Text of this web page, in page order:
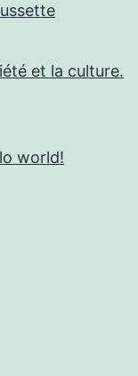
et la culture.
world!